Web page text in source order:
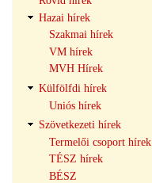
navigáció
Hazai hírek
Szakmai hírek
VM hírek
MVH Hírek
Külfölfdi hírek
Uniós hírek
Szövetkezeti hírek
Termelői csoport hírek
TÉSZ hírek
BÉSZ